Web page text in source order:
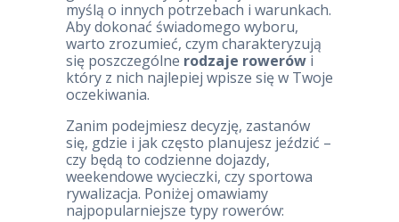
myślą o innych potrzebach i warunkach.
Aby dokonać świadomego wyboru,
warto zrozumieć, czym charakteryzują
się poszczególne rodzaje rowerów i
który z nich najlepiej wpisze się w Twoje
oczekiwania.
Zanim podejmiesz decyzję, zastanów
się, gdzie i jak często planujesz jeździć –
czy będą to codzienne dojazdy,
weekendowe wycieczki, czy sportowa
rywalizacja. Poniżej omawiamy
najpopularniejsze typy rowerów: